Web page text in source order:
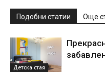
Подобни статии Още
Детска стая